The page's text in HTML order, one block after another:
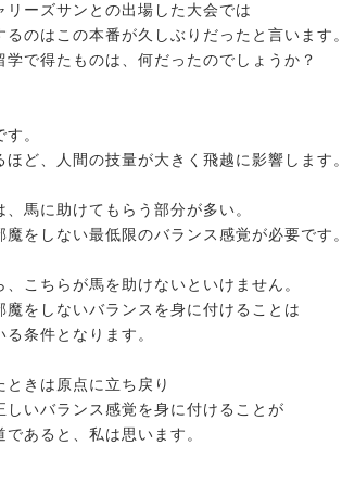
リーズサンとの出場した大会では
のはこの本番が久しぶりだったと言います。
学で得たものは、何だったのでしょうか？
。
ど、人間の技量が大きく飛越に影響します。
馬に助けてもらう部分が多い。
をしない最低限のバランス感覚が必要です。
こちらが馬を助けないといけません。
魔をしないバランスを身に付けることは
条件となります。
きは原点に立ち戻り
しいバランス感覚を身に付けることが
あると、私は思います。